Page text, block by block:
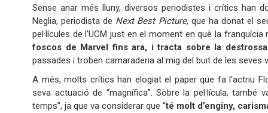
Sense anar més lluny, diversos periodistes i crítics han
Neglia, periodista de Next Best Picture, que ha donat el
pel·lícules de l'UCM just en el moment en què la
foscos de Marvel fins ara, i tracta sobre la
passades i troben camaraderia al mig del buit de les seves
A més, molts crítics han elogiat el paper que fa l'actriu
seva actuació de “magnífica”. Sobre la pel·lícula,
temps”, ja que va considerar que “té molt d’enginy,